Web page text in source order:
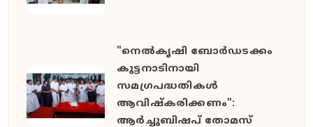
"നെൽകൃഷി ബോർഡടക്കം
കുട്ടനാടിനായി
സമഗ്രപദ്ധതികൾ
ആവിഷ്കരിക്കണം":
ആർച്ചുബിഷപ് തോമസ്